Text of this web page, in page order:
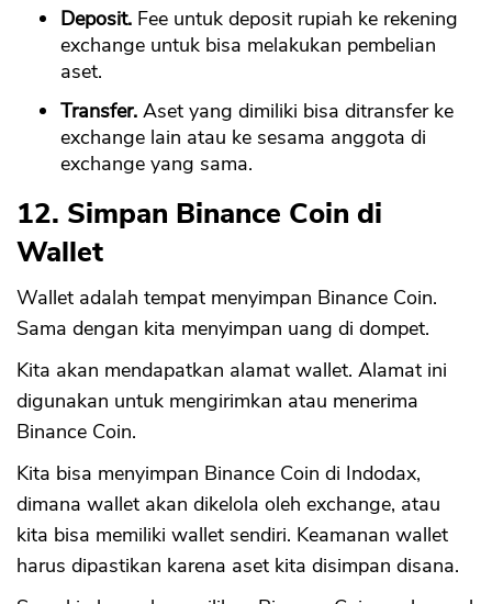
Deposit. Fee untuk deposit rupiah ke rekening
exchange untuk bisa melakukan pembelian
aset.
Transfer. Aset yang dimiliki bisa ditransfer ke
exchange lain atau ke sesama anggota di
exchange yang sama.
12. Simpan Binance Coin di
Wallet
Wallet adalah tempat menyimpan Binance Coin.
Sama dengan kita menyimpan uang di dompet.
Kita akan mendapatkan alamat wallet. Alamat ini
digunakan untuk mengirimkan atau menerima
Binance Coin.
Kita bisa menyimpan Binance Coin di Indodax,
dimana wallet akan dikelola oleh exchange, atau
kita bisa memiliki wallet sendiri. Keamanan wallet
harus dipastikan karena aset kita disimpan disana.